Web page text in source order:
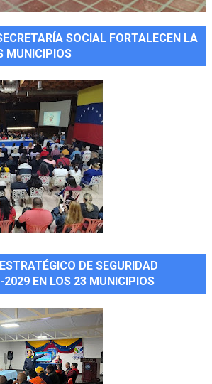
SOCIAL FORTALECEN LA
MUNICIPIOS
DE SEGURIDAD
EN LOS 23 MUNICIPIOS